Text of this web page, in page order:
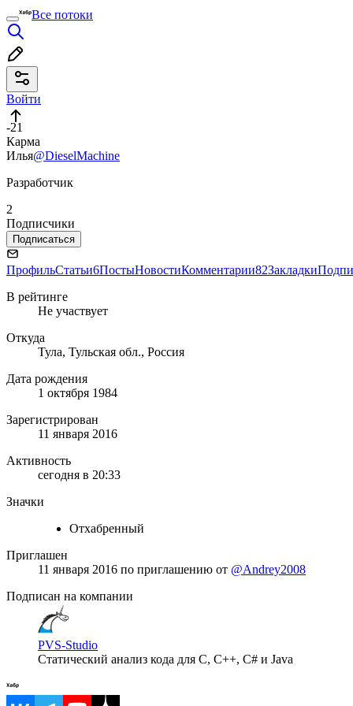
Все потоки
Войти
-21
Карма
Илья@DieselMachine
Разработчик
2
Подписчики
Подписаться
ПрофильСтатьи6ПостыНовостиКомментарии82Закладки
В рейтинге
Не участвует
Откуда
Тула, Тульская обл., Россия
Дата рождения
1 октября 1984
Зарегистрирован
11 января 2016
Активность
сегодня в 20:33
Значки
Отхабренный
Приглашен
11 января 2016 по приглашению от @Andrey2008
Подписан на компании
PVS-Studio
Статический анализ кода для C, C++, C# и Java